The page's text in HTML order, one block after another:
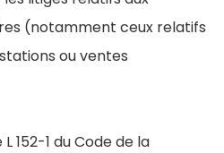
(notamment ceux relatifs
ou ventes
152-1 du Code de la